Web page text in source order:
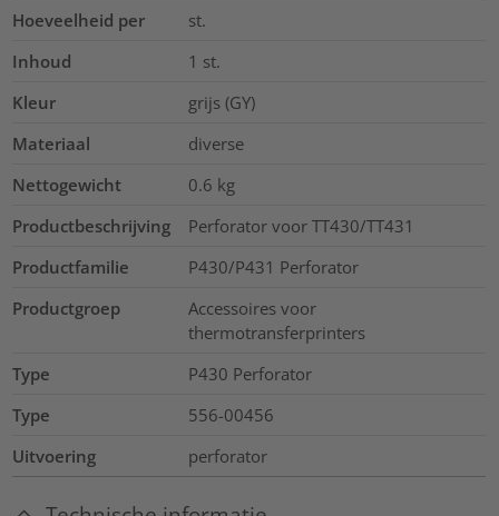
Hoeveelheid per
st.
Inhoud
1 st.
Kleur
grijs (GY)
Materiaal
diverse
Nettogewicht
0.6 kg
Productbeschrijving
Perforator voor TT430/TT431
Productfamilie
P430/P431 Perforator
Productgroep
Accessoires voor
thermotransferprinters
Type
P430 Perforator
Type
556-00456
Uitvoering
perforator